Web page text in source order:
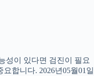
성이 있다면 검진이 필요
합니다. 2026년05월01일